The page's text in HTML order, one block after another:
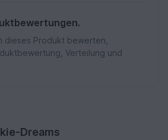
dieses Produkt bewerten,
Verteilung und
Dreams